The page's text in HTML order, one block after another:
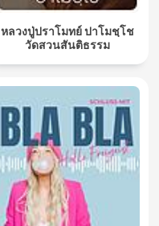
หลวงปู่ปราโมทย์ ปาโมชฺโช
วัดสวนสันติธรรม